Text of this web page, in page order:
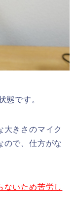
態です。
大きさのマイク
ので、仕方がな
ないため苦労し